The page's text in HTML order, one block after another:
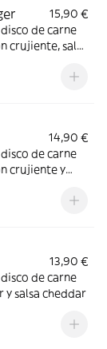
15,90 €
de carne
crujiente, salsa
14,90 €
de carne
crujiente y
13,90 €
de carne
y salsa cheddar